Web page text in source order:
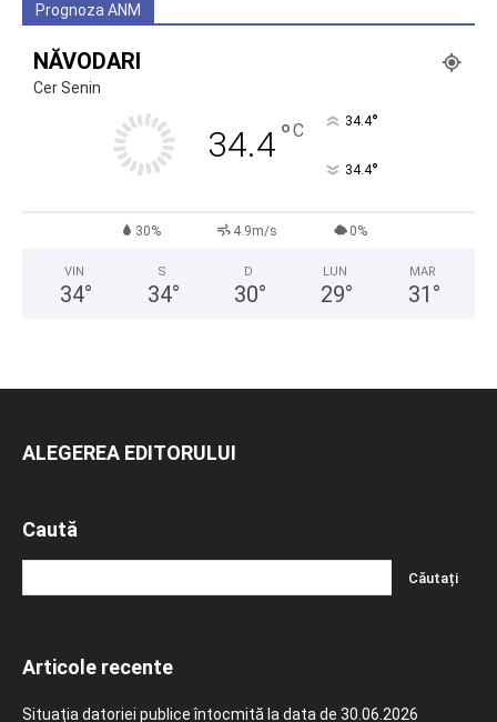
Prognoza ANM
NĂVODARI
Cer Senin
34.4°C 34.4°
34.4°
30% 4.9m/s 0%
VIN
34°
S
34°
D
30°
LUN
29°
MAR
31 °
ALEGEREA EDITORULUI
Caută
Articole recente
Situația datoriei publice întocmită la data de 30.06.2026